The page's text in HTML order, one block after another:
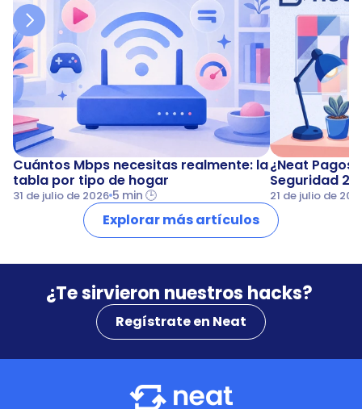
Cuántos Mbps necesitas realmente: la
tabla por tipo de hogar
31 de julio de 2026 5 min 🕒
¿Neat Pagos
Seguridad
21 de julio de
Explorar más artículos
¿Te sirvieron nuestros hacks?
Regístrate en Neat